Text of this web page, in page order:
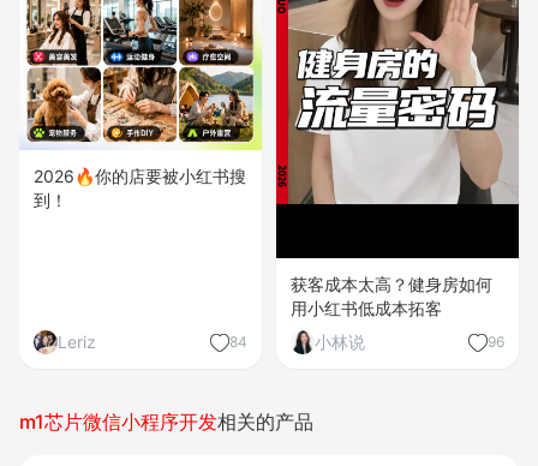
2026🔥你的店要被小红书搜
到！
Leriz 84
获客成本太高？健身房如何
用小红书低成本拓客
小林说
96
m1芯片微信小程序开发相关的产品